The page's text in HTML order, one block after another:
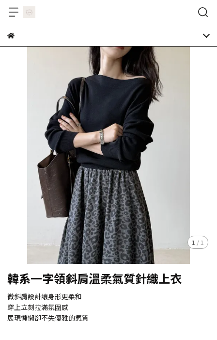
1 / 1
韓系一字領斜肩溫柔氣質針織上衣
微斜肩設計讓身形更柔和
穿上立刻拉滿氛圍感
展現慵懶卻不失優雅的氣質